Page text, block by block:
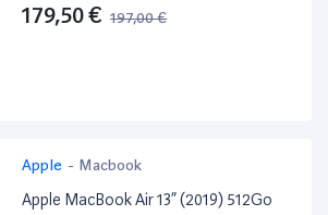
179,50 € 197,00 €
Apple - Macbook
Apple MacBook Air 13” (2019) 512Go